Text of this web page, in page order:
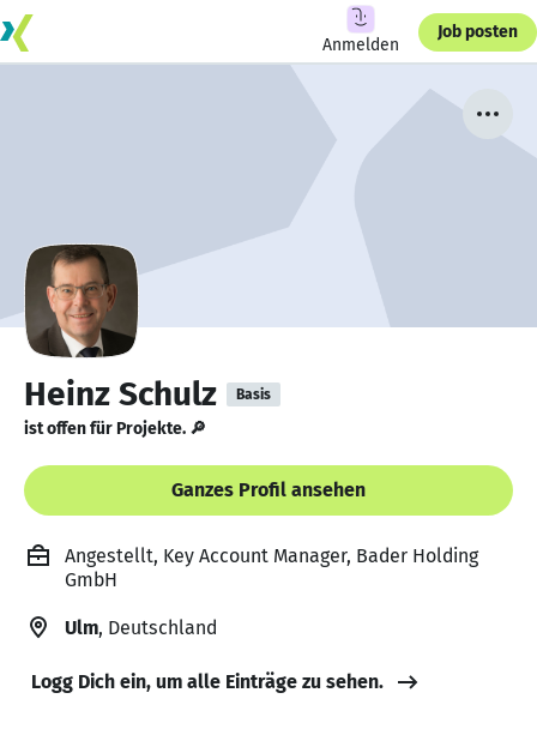
Anmelden
Job posten
Heinz Schulz Basis
ist offen für Projekte. 🔎
Ganzes Profil ansehen
Angestellt, Key Account Manager, Bader Holding
GmbH
Ulm, Deutschland
Logg Dich ein, um alle Einträge zu sehen.